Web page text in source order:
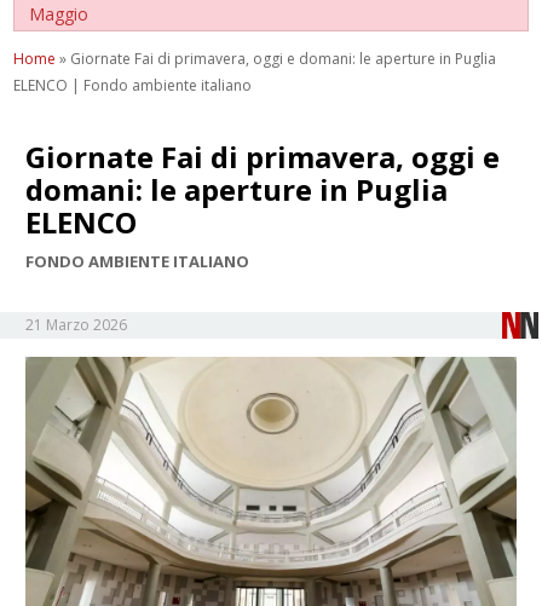
Maggio
Home » Giornate Fai di primavera, oggi e domani: le aperture in Puglia
ELENCO | Fondo ambiente italiano
Giornate Fai di primavera, oggi e
domani: le aperture in Puglia
ELENCO
FONDO AMBIENTE ITALIANO
21 Marzo 2026